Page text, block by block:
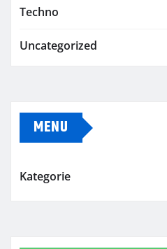
Techno
Uncategorized
MENU
Kategorie